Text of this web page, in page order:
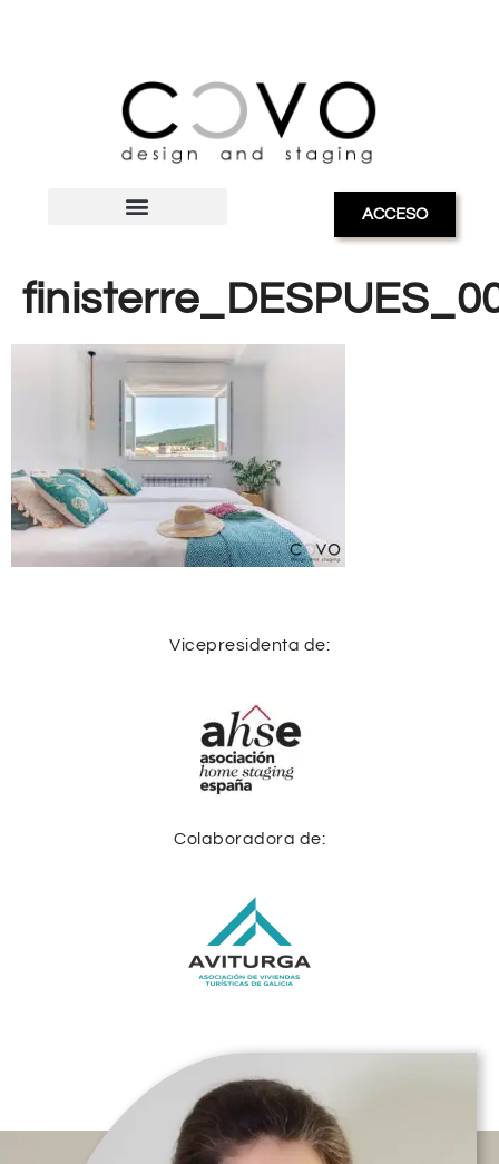
ACCESO
Vicepresidenta de:
Colaboradora de: